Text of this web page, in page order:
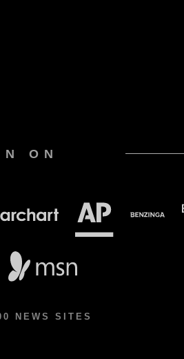
ON
NEWS SITES